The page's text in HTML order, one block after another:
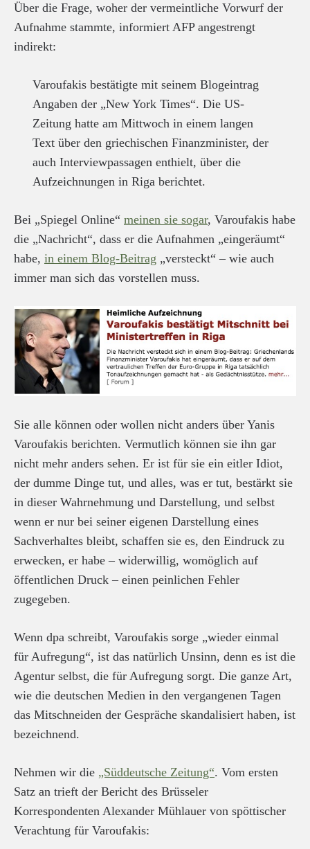
Über die Frage, woher der vermeintliche Vorwurf der
Aufnahme stammte, informiert AFP angestrengt
indirekt:
Varoufakis bestätigte mit seinem Blogeintrag
Angaben der „New York Times“. Die US-
Zeitung hatte am Mittwoch in einem langen
Text über den griechischen Finanzminister, der
auch Interviewpassagen enthielt, über die
Aufzeichnungen in Riga berichtet.
Bei „Spiegel Online“ meinen sie sogar, Varoufakis habe
die „Nachricht“, dass er die Aufnahmen „eingeräumt“
habe, in einem Blog-Beitrag „versteckt“ – wie auch
immer man sich das vorstellen muss.
Sie alle können oder wollen nicht anders über Yanis
Varoufakis berichten. Vermutlich können sie ihn gar
nicht mehr anders sehen. Er ist für sie ein eitler Idiot,
der dumme Dinge tut, und alles, was er tut, bestärkt sie
in dieser Wahrnehmung und Darstellung, und selbst
wenn er nur bei seiner eigenen Darstellung eines
Sachverhaltes bleibt, schaffen sie es, den Eindruck zu
erwecken, er habe – widerwillig, womöglich auf
öffentlichen Druck – einen peinlichen Fehler
zugegeben.
Wenn dpa schreibt, Varoufakis sorge „wieder einmal
für Aufregung“, ist das natürlich Unsinn, denn es ist die
Agentur selbst, die für Aufregung sorgt. Die ganze Art,
wie die deutschen Medien in den vergangenen Tagen
das Mitschneiden der Gespräche skandalisiert haben, ist
bezeichnend.
Nehmen wir die „Süddeutsche Zeitung“. Vom ersten
Satz an trieft der Bericht des Brüsseler
Korrespondenten Alexander Mühlauer von spöttischer
Verachtung für Varoufakis: